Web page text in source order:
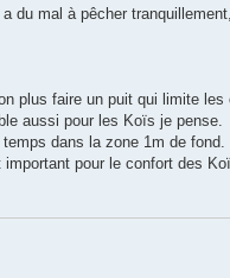
du mal à pêcher
plus faire un puit qui limite les
aussi pour les Koïs je pense.
dans la zone 1m de fond.
pour le confort des